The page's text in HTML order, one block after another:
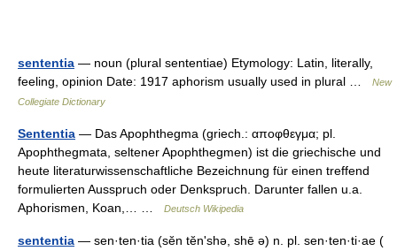
sententia — noun (plural sententiae) Etymology: Latin, literally,
feeling, opinion Date: 1917 aphorism usually used in plural …
New
Collegiate Dictionary
Sententia — Das Apophthegma (griech.: αποφθεγμα; pl.
Apophthegmata, seltener Apophthegmen) ist die griechische und
heute literaturwissenschaftliche Bezeichnung für einen treffend
formulierten Ausspruch oder Denkspruch. Darunter fallen u.a.
Aphorismen, Koan,… …
Deutsch Wikipedia
sententia — sen·ten·tia (sĕn tĕnʹshə, shē ə) n. pl. sen·ten·ti·ae (